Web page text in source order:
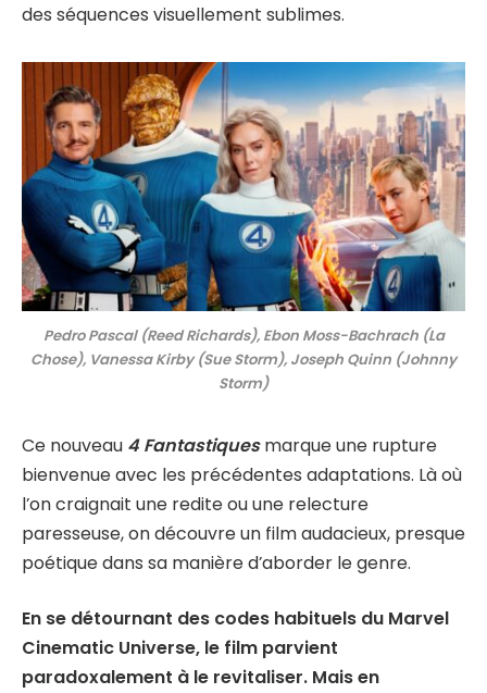
des séquences visuellement sublimes.
Pedro Pascal (Reed Richards), Ebon Moss-Bachrach (La
Chose), Vanessa Kirby (Sue Storm), Joseph Quinn (Johnny
Storm)
Ce nouveau 4 Fantastiquesmarque une rupture
bienvenue avec les précédentes adaptations. Là où
l’on craignait une redite ou une relecture
paresseuse, on découvre un film audacieux, presque
poétique dans sa manière d’aborder le genre.
En se détournant des codes habituels du Marvel
Cinematic Universe, le film parvient
paradoxalement à le revitaliser. Mais en